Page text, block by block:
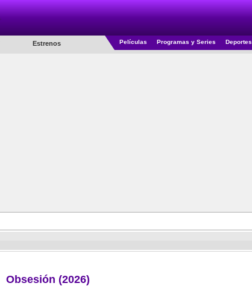
Estrenos Películas Programas y Series Deportes
Obsesión (2026)